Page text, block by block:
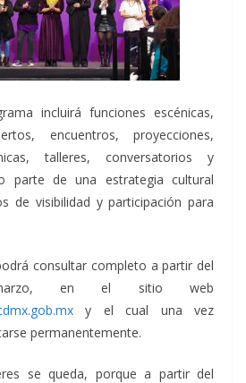
incluirá funciones escénicas,
encuentros, proyecciones,
talleres, conversatorios y
parte de una estrategia cultural
de visibilidad y participación para
consultar completo a partir del
en el sitio web
y el cual una vez
permanentemente.
se queda, porque a partir del